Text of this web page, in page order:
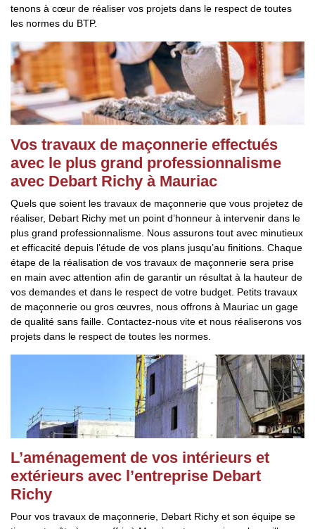
tenons à cœur de réaliser vos projets dans le respect de toutes
les normes du BTP.
Vos travaux de maçonnerie effectués
avec le plus grand professionnalisme
avec Debart Richy à Mauriac
Quels que soient les travaux de maçonnerie que vous projetez de
réaliser, Debart Richy met un point d’honneur à intervenir dans le
plus grand professionnalisme. Nous assurons tout avec minutieux
et efficacité depuis l’étude de vos plans jusqu’au finitions. Chaque
étape de la réalisation de vos travaux de maçonnerie sera prise
en main avec attention afin de garantir un résultat à la hauteur de
vos demandes et dans le respect de votre budget. Petits travaux
de maçonnerie ou gros œuvres, nous offrons à Mauriac un gage
de qualité sans faille. Contactez-nous vite et nous réaliserons vos
projets dans le respect de toutes les normes.
L’aménagement de vos intérieurs et
extérieurs avec l’entreprise Debart
Richy
Pour vos travaux de maçonnerie, Debart Richy et son équipe se